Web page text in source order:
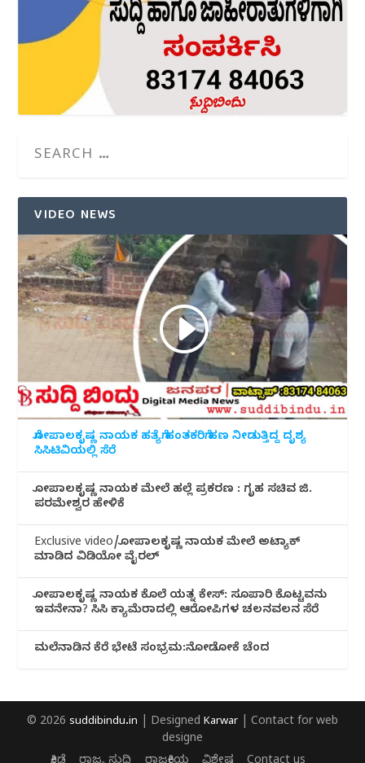
VIDEO NEWS
ಗೋಪಾಲಕೃಷ್ಣ ನಾಯಕ ಹತ್ಯೆಗೆ ಹಂತಕರಿಗೆ ಹಣ ನೀಡುತ್ತಿದ್ದ ದೃಶ್ಯ
ಸಿಸಿಟಿವಿಯಲ್ಲಿ ಸೆರೆ
ಗೋಪಾಲಕೃಷ್ಣ ನಾಯಕ ಮೇಲೆ ಹಲ್ಲೆ ಪ್ರಕರಣ : ಗೃಹ ಸಚಿವ ಜಿ.
ಪರಮೇಶ್ವರ ಹೇಳಿಕೆ
Exclusive video/ಗೋಪಾಲಕೃಷ್ಣ ನಾಯಕ ಮೇಲೆ ಅಟ್ಯಾಕ್
ಮಾಡಿದ ವಿಡಿಯೋ ವೈರಲ್
ಗೋಪಾಲಕೃಷ್ಣ ನಾಯಕ ಕೊಲೆ ಯತ್ನ ಕೇಸ್: ಸೂಪಾರಿ ಕೊಟ್ಟವನು
ಇವನೇನಾ? ಸಿಸಿ ಕ್ಯಾಮೆರಾದಲ್ಲಿ ಆರೋಪಿಗಳ ಚಲನವಲನ ಸೆರೆ
ಮಲೆನಾಡಿ‌ನ ಕೆರೆ ಭೇಟೆ ಸಂಭ್ರಮ:ನೋಡೋಕೆ ಚೆಂದ
© 2026 suddibindu.in | Designed Karwar | Contact for web
designe